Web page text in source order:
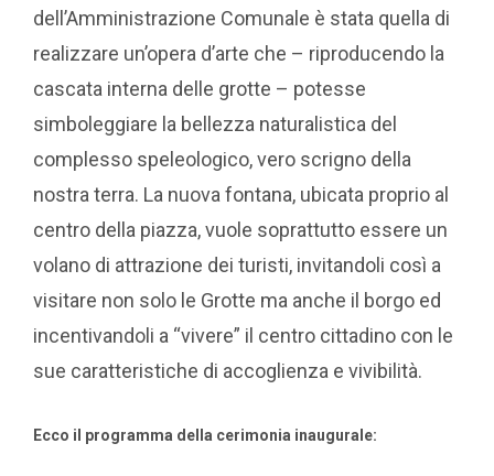
dell’Amministrazione Comunale è stata quella di
realizzare un’opera d’arte che – riproducendo la
cascata interna delle grotte – potesse
simboleggiare la bellezza naturalistica del
complesso speleologico, vero scrigno della
nostra terra. La nuova fontana, ubicata proprio al
centro della piazza, vuole soprattutto essere un
volano di attrazione dei turisti, invitandoli così a
visitare non solo le Grotte ma anche il borgo ed
incentivandoli a “vivere” il centro cittadino con le
sue caratteristiche di accoglienza e vivibilità.
Ecco il programma della cerimonia inaugurale: